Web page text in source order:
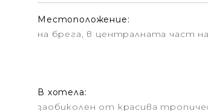
Местоположение:
на брега, в централната част
В хотела:
заобиколен от красива